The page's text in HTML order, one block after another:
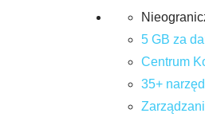
5 GB za
Centrum
35+